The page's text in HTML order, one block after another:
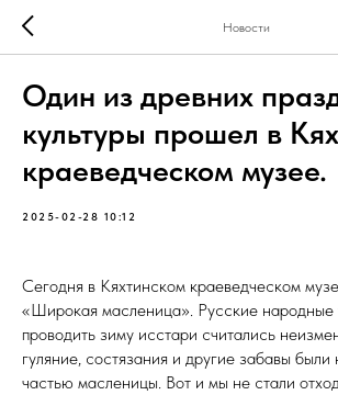
Новости
Один из древних
культуры прошел в
краеведческом музее.
2025-02-28 10:12
Сегодня в Кяхтинском краеведческом
«Широкая масленица». Русские народные
проводить зиму исстари считались
гуляние, состязания и другие забавы
частью масленицы. Вот и мы не стали